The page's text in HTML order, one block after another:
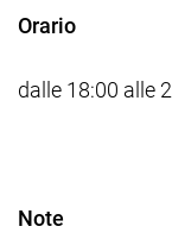
Orario
dalle 18:00 alle
Note